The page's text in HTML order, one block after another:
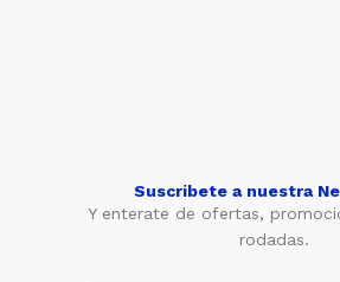
Suscribete a nuestra
Y enterate de ofertas,
rodadas.